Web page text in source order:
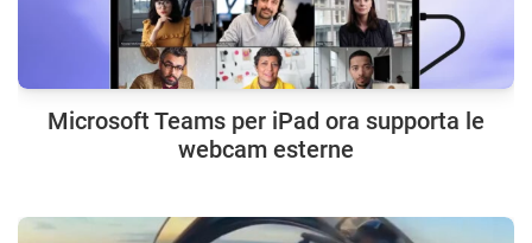
Microsoft Teams per iPad ora supporta le
webcam esterne